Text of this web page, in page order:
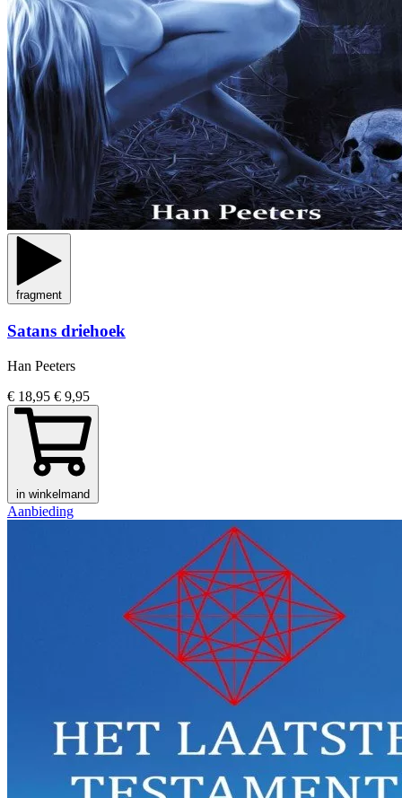
fragment
Satans driehoek
Han Peeters
€ 18,95 € 9,95
in winkelmand
Aanbieding